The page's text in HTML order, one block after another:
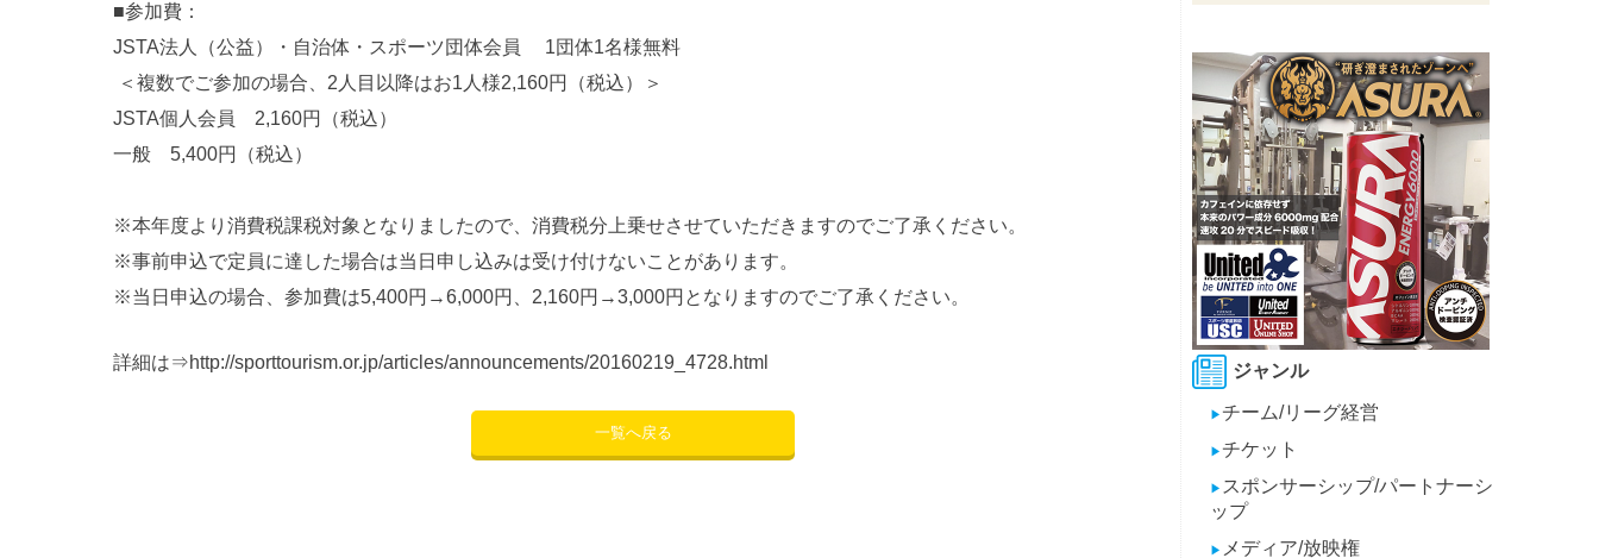
■参加費：
JSTA法人（公益）・自治体・スポーツ団体会員 1団体1名様無料
＜複数でご参加の場合、2人目以降はお1人様2,160円（税込）＞
JSTA個人会員 2,160円（税込）
一般 5,400円（税込）
※本年度より消費税課税対象となりましたので、消費税分上乗せさせていただきますのでご了承ください。
※事前申込で定員に達した場合は当日申し込みは受け付けないことがあります。
※当日申込の場合、参加費は5,400円→6,000円、2,160円→3,000円となりますのでご了承ください。
詳細は⇒http://sporttourism.or.jp/articles/announcements/20160219_4728.html
一覧へ戻る
ジャンル
▶チーム/リーグ経営
▶チケット
▶ スポンサーシップ/パートナーシ
ップ
▶ メディア/放映権